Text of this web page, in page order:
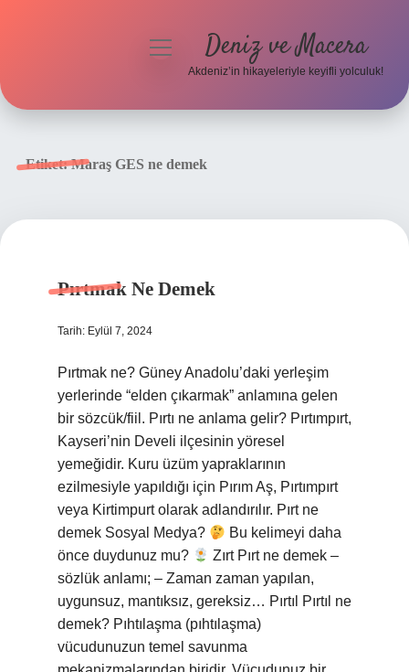
menüyü Deniz ve Macera
Akdeniz’in hikayeleriyle keyifli yolculuk!
Etiket:Maraş GES ne demek
Pırtmak Ne Demek
Tarih: Eylül 7, 2024
Pırtmak ne? Güney Anadolu’daki yerleşim
yerlerinde “elden çıkarmak” anlamına gelen
bir sözcük/fiil. Pırtı ne anlama gelir? Pırtımpırt,
Kayseri’nin Develi ilçesinin yöresel
yemeğidir. Kuru üzüm yapraklarının
ezilmesiyle yapıldığı için Pırım Aş, Pırtımpırt
veya Kirtimpurt olarak adlandırılır. Pırt ne
demek Sosyal Medya?
Bu kelimeyi daha
önce duydunuz mu?
Zırt Pırt ne demek –
sözlük anlamı; – Zaman zaman yapılan,
uygunsuz, mantıksız, gereksiz… Pırtıl Pırtıl ne
demek? Pıhtılaşma (pıhtılaşma)
vücudunuzun temel savunma